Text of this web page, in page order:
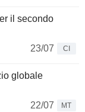
il secondo
23/07
CI
globale
22/07
MT